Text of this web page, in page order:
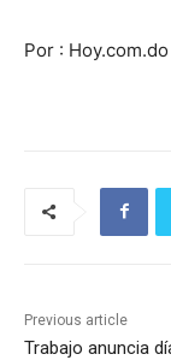
Por : Hoy.com.do
Previous article
Trabajo anuncia